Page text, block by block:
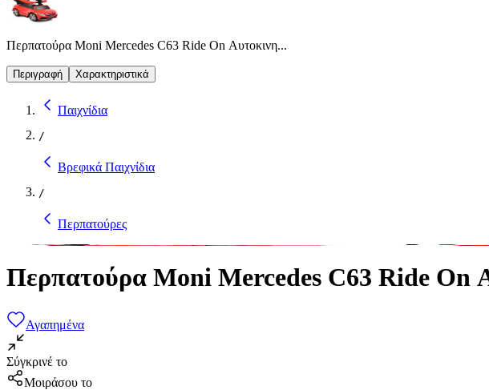
Περπατούρα Moni Mercedes C63 Ride On Αυτοκινη...
Περιγραφή Χαρακτηριστικά
Παιχνίδια
/
Βρεφικά Παιχνίδια
/
Περπατούρες
Περπατούρα Moni Mercedes C63 Ride On
Αγαπημένα
Σύγκρινέ το
Μοιράσου το